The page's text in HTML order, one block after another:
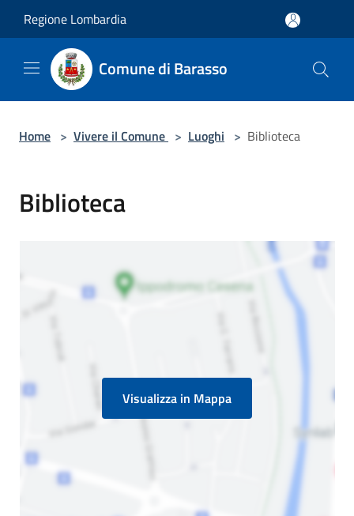
Regione Lombardia
Comune di Barasso
Home > Vivere il Comune > Luoghi > Biblioteca
Biblioteca
Visualizza in Mappa